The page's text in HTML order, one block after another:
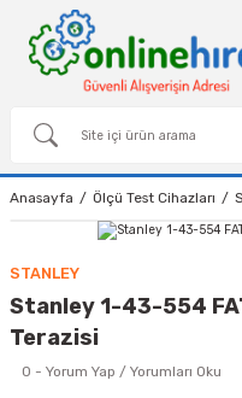
Anasayfa Ölçü Test Cihazları
STANLEY
Stanley 1-43-554
Terazisi
0 - Yorum Yap / Yorumları Oku